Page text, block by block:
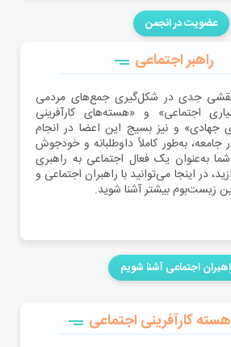
عضویت در انجمن
راهبر اجتماعی
نقشی جدی در شکل‌گیری جمع‌های مردمی
اجتماعی» و «هسته‌های کارآفرینی
جهادی» و نیز بسیج این اعضا در انجام
به‌طور کاملاً داوطلبانه و خودجوش
شما به‌عنوان یک فعال اجتماعی به راهبری
در اینجا می‌توانید با راهبران اجتماعی و
زیست‌بوم بیشتر آشنا شوید.
اجتماعی آشنا شویم
کارآفرینی اجتماعی